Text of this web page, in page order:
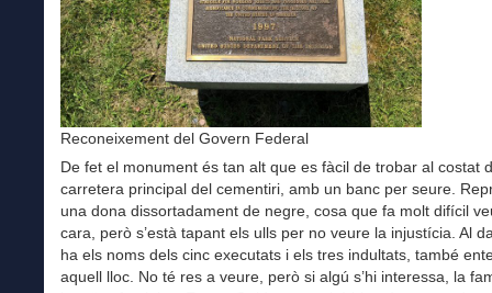
Reconeixement del Govern Federal
De fet el monument és tan alt que es fàcil de trobar al costat
carretera principal del cementiri, amb un banc per seure.
una dona dissortadament de negre, cosa que fa molt difícil
cara, però s’està tapant els ulls per no veure la injustícia. Al
ha els noms dels cinc executats i els tres indultats, també
aquell lloc. No té res a veure, però si algú s’hi interessa, la